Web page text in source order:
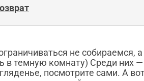
не собираемся,
в темную комнату) Среди них
посмотрите сами. А